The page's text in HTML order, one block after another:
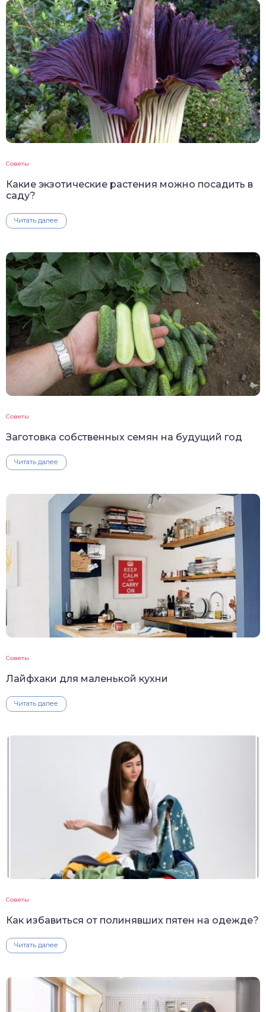
Советы
Какие экзотические растения можно посадить в
саду?
Читать далее
Советы
Заготовка собственных семян на будущий год
Читать далее
Советы
Лайфхаки для маленькой кухни
Читать далее
Советы
Как избавиться от полинявших пятен на одежде?
Читать далее